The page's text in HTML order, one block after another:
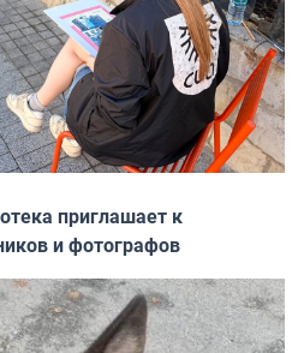
приглашает к
и фотографов